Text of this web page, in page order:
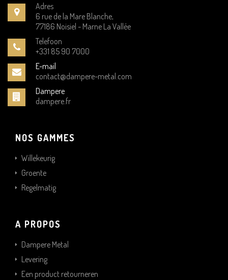
Adres
6 rue de la Mare Blanche,
77186 Noisiel - Marne La Vallée
Telefoon
+331 85 90 7000
E-mail
contact@dampere-metal.com
Dampere
dampere.fr
NOS GAMMES
Willekeurig
Groente
Regelmatig
A PROPOS
Dampere Metal
Levering
Een product retourneren